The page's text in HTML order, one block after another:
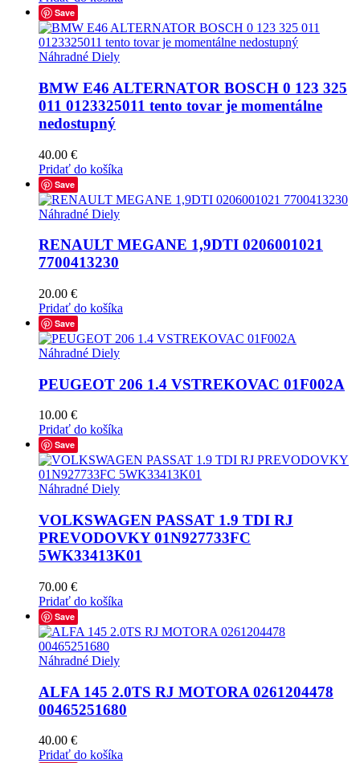
Save
Náhradné Diely
BMW E46 ALTERNATOR BOSCH 0 123 325
011 0123325011 tento tovar je momentálne
nedostupný
40.00 €
Pridať do košíka
Save
Náhradné Diely
RENAULT MEGANE 1,9DTI 0206001021
7700413230
20.00 €
Pridať do košíka
Save
Náhradné Diely
PEUGEOT 206 1.4 VSTREKOVAC 01F002A
10.00 €
Pridať do košíka
Save
Náhradné Diely
VOLKSWAGEN PASSAT 1.9 TDI RJ
PREVODOVKY 01N927733FC
5WK33413K01
70.00 €
Pridať do košíka
Save
Náhradné Diely
ALFA 145 2.0TS RJ MOTORA 0261204478
00465251680
40.00 €
Pridať do košíka